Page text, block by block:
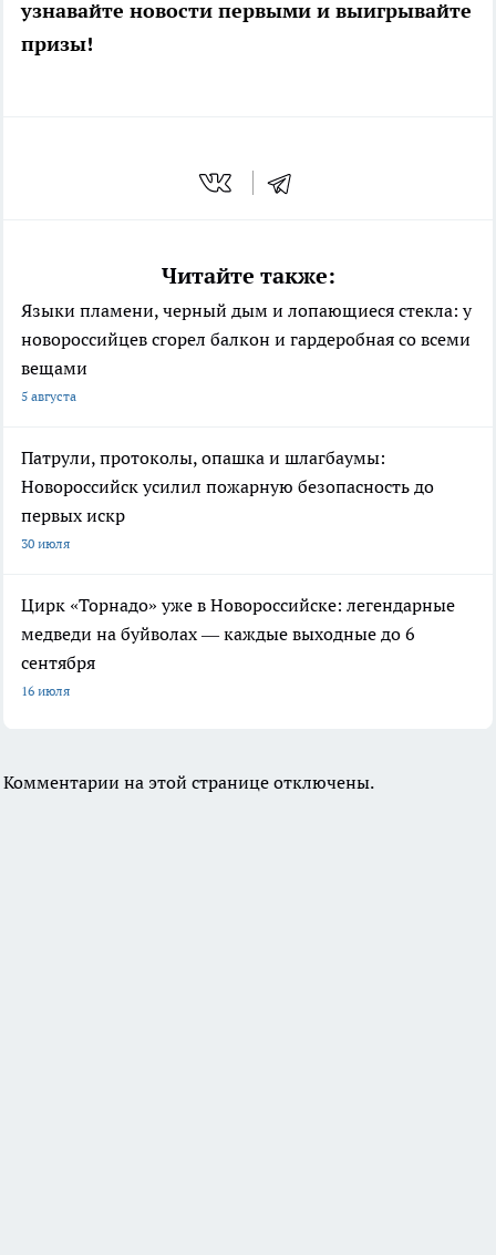
узнавайте новости первыми и выигрывайте
призы!
Читайте также:
Языки пламени, черный дым и лопающиеся стекла: у
новороссийцев сгорел балкон и гардеробная со всеми
вещами
5 августа
Патрули, протоколы, опашка и шлагбаумы:
Новороссийск усилил пожарную безопасность до
первых искр
30 июля
Цирк «Торнадо» уже в Новороссийске: легендарные
медведи на буйволах — каждые выходные до 6
сентября
16 июля
Комментарии на этой странице отключены.